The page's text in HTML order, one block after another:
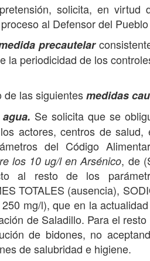
solicita, en virtud
al Defensor del
precautelar
la periodicidad de los
de las siguientesmedidas
Se solicita que se
actores, centros de
del Código
los 10 ug/l en Arsénico, de
al resto de los
TOTALES (ausencia),
mg/l), que en la
de Saladillo. Para el
de bidones, no
de salubridad e higiene.